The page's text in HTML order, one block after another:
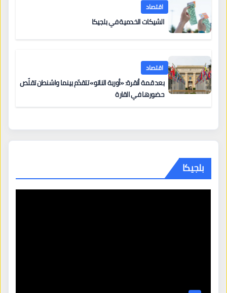
اقتصاد
الشيكات الخدمية في بلجيكا
اقتصاد
بعد قمة أنقرة: «أوربة الناتو» تتقدّم بينما واشنطن تقلّص
حضورها في القارة
بلجيكا